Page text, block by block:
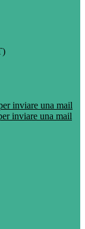
inviare una mail
inviare una mail